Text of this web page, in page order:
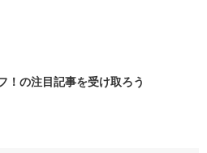
！の注目記事を受け取ろう